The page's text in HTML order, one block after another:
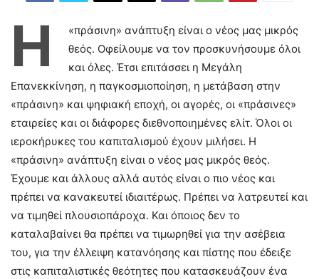
Η
«πράσινη» ανάπτυξη είναι ο νέος μας μικρός
θεός. Οφείλουμε να τον προσκυνήσουμε όλοι
και όλες. Έτσι επιτάσσει η Μεγάλη
Επανεκκίνηση, η παγκοσμιοποίηση, η μετάβαση στην
«πράσινη» και ψηφιακή εποχή, οι αγορές, οι «πράσινες»
εταιρείες και οι διάφορες διεθνοποιημένες ελίτ. Όλοι οι
ιεροκήρυκες του καπιταλισμού έχουν μιλήσει. Η
«πράσινη» ανάπτυξη είναι ο νέος μας μικρός θεός.
Έχουμε και άλλους αλλά αυτός είναι ο πιο νέος και
πρέπει να κανακευτεί ιδιαιτέρως. Πρέπει να λατρευτεί και
να τιμηθεί πλουσιοπάροχα. Και όποιος δεν το
καταλαβαίνει θα πρέπει να τιμωρηθεί για την ασέβεια
του, για την έλλειψη κατανόησης και πίστης που έδειξε
στις καπιταλιστικές θεότητες που κατασκευάζουν ένα